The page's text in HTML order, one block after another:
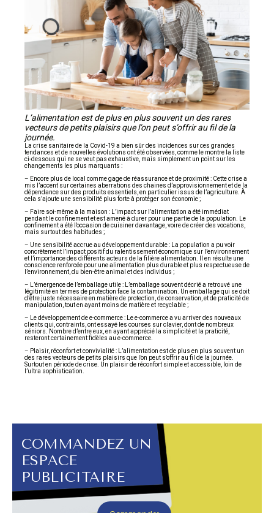
L’alimentation est de plus en plus souvent un des rares
vecteurs de petits plaisirs que l’on peut s’offrir au fil de la
journée.
La crise sanitaire de la Covid-19 a bien sûr des incidences sur ces grandes
tendances et de nouvelles évolutions ont été observées, comme le montre la liste
ci-dessous qui ne se veut pas exhaustive, mais simplement un point sur les
changements les plus marquants :
– Encore plus de local comme gage de réassurance et de proximité : Cette crise a
mis l’accent sur certaines aberrations des chaines d’approvisionnement et de la
dépendance sur des produits essentiels, en particulier issus de l’agriculture. À
cela s’ajoute une sensibilité plus forte à protéger son économie ;
– Faire soi-même à la maison : L’impact sur l’alimentation a été immédiat
pendant le confinement et est amené à durer pour une partie de la population. Le
confinement a été l’occasion de cuisiner davantage, voire de créer des vocations,
mais surtout des habitudes ;
– Une sensibilité accrue au développement durable : La population a pu voir
concrètement l’impact positif du ralentissement économique sur l’environnement
et l’importance des différents acteurs de la filière alimentation. Il en résulte une
conscience renforcée pour une alimentation plus durable et plus respectueuse de
l’environnement, du bien-être animal et des individus ;
– L’émergence de l’emballage utile : L’emballage souvent décrié a retrouvé une
légitimité en termes de protection face la contamination. Un emballage qui se doit
d’être juste nécessaire en matière de protection, de conservation, et de praticité de
manipulation, tout en ayant moins de matière et recyclable ;
– Le développement de e-commerce : Le e-commerce a vu arriver des nouveaux
clients qui, contraints, ont essayé les courses sur clavier, dont de nombreux
séniors. Nombre d’entre eux, en ayant apprécié la simplicité et la praticité,
resteront certainement fidèles au e-commerce.
– Plaisir, réconfort et convivialité : L’alimentation est de plus en plus souvent un
des rares vecteurs de petits plaisirs que l’on peut s’offrir au fil de la journée.
Surtout en période de crise. Un plaisir de réconfort simple et accessible, loin de
l’ultra sophistication.
COMMANDEZ UN
ESPACE
PUBLICITAIRE